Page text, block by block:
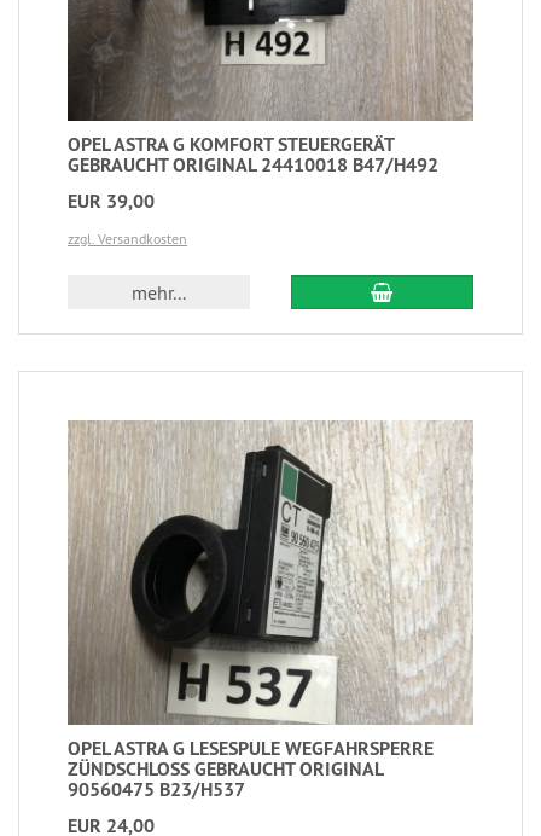
OPEL ASTRA G KOMFORT STEUERGERÄT
GEBRAUCHT ORIGINAL 24410018 B47/H492
EUR 39,00
zzgl. Versandkosten
mehr...
OPEL ASTRA G LESESPULE WEGFAHRSPERRE
ZÜNDSCHLOSS GEBRAUCHT ORIGINAL
90560475 B23/H537
EUR 24,00